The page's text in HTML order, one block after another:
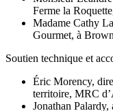
Ferme la
Madame Cathy
Gourmet, à
Soutien technique et
Éric Morency,
territoire, MRC
Jonathan Palardy,